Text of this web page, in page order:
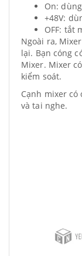
On:
+48V:
OFF: tắt
Ngoài ra,
lại. Bạn cóng
Mixer. Mixer
kiểm soát.
Cạnh mixer
và tai nghe.